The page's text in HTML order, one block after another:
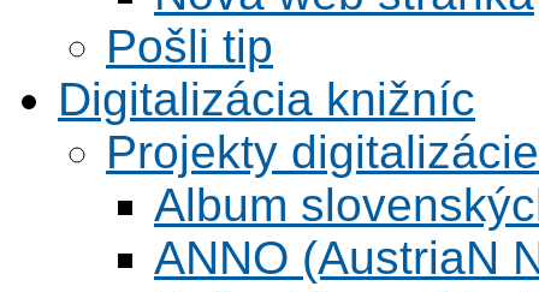
Pošli tip
Digitalizácia knižníc
Projekty digitalizácie
Album
ANNO (AustriaN